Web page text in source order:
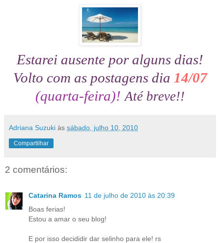
Estarei ausente por alguns dias!
Volto com as postagens dia 14/07
(quarta-feira)! Até breve!!
Adriana Suzuki às sábado, julho 10, 2010
Compartilhar
2 comentários:
Catarina Ramos 11 de julho de 2010 às 20:39
Boas ferias!
Estou a amar o seu blog!
E por isso decididir dar selinho para ele! rs